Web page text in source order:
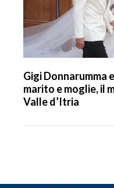
Gigi Donnarumma
marito e moglie, il
Valle d’Itria